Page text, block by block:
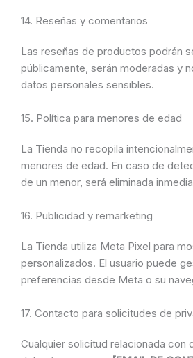
14. Reseñas y comentarios
Las reseñas de productos podrán
públicamente, serán moderadas y
datos personales sensibles.
15. Política para menores de edad
La Tienda no recopila
menores de edad. En caso de
de un menor, será eliminada
16. Publicidad y remarketing
La Tienda utiliza Meta Pixel para
personalizados. El usuario puede
preferencias desde Meta o su
17. Contacto para solicitudes de
Cualquier solicitud relacionada con